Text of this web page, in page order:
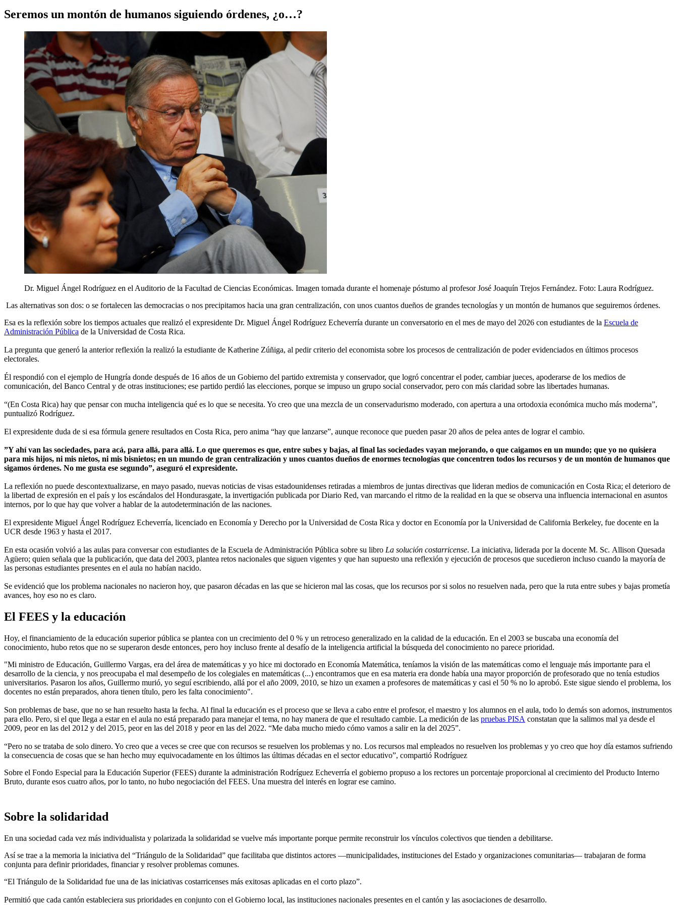
Seremos un montón de humanos siguiendo órdenes, ¿o…?
Dr. Miguel Ángel Rodríguez en el Auditorio de la Facultad de Ciencias Económicas. Imagen tomada durante el homenaje póstumo al profesor José Joaquín Trejos Fernández. Foto: Laura Rodríguez.
Las alternativas son dos: o se fortalecen las democracias o nos precipitamos hacia una gran centralización, con unos cuantos dueños de grandes tecnologías y un montón de humanos que seguiremos órdenes.
Esa es la reflexión sobre los tiempos actuales que realizó el expresidente Dr. Miguel Ángel Rodríguez Echeverría durante un conversatorio en el mes de mayo del 2026 con estudiantes de la Escuela de
Administración Pública de la Universidad de Costa Rica.
La pregunta que generó la anterior reflexión la realizó la estudiante de Katherine Zúñiga, al pedir criterio del economista sobre los procesos de centralización de poder evidenciados en últimos procesos
electorales.
Él respondió con el ejemplo de Hungría donde después de 16 años de un Gobierno del partido extremista y conservador, que logró concentrar el poder, cambiar jueces, apoderarse de los medios de
comunicación, del Banco Central y de otras instituciones; ese partido perdió las elecciones, porque se impuso un grupo social conservador, pero con más claridad sobre las libertades humanas.
“(En Costa Rica) hay que pensar con mucha inteligencia qué es lo que se necesita. Yo creo que una mezcla de un conservadurismo moderado, con apertura a una ortodoxia económica mucho más moderna”,
puntualizó Rodríguez.
El expresidente duda de si esa fórmula genere resultados en Costa Rica, pero anima “hay que lanzarse”, aunque reconoce que pueden pasar 20 años de pelea antes de lograr el cambio.
”Y ahí van las sociedades, para acá, para allá, para allá. Lo que queremos es que, entre subes y bajas, al final las sociedades vayan mejorando, o que caigamos en un mundo; que yo no quisiera
para mis hijos, ni mis nietos, ni mis bisnietos; en un mundo de gran centralización y unos cuantos dueños de enormes tecnologías que concentren todos los recursos y de un montón de humanos que
sigamos órdenes. No me gusta ese segundo”, aseguró el expresidente.
La reflexión no puede descontextualizarse, en mayo pasado, nuevas noticias de visas estadounidenses retiradas a miembros de juntas directivas que lideran medios de comunicación en Costa Rica; el deterioro de
la libertad de expresión en el país y los escándalos del Hondurasgate, la invertigación publicada por Diario Red, van marcando el ritmo de la realidad en la que se observa una influencia internacional en asuntos
internos, por lo que hay que volver a hablar de la autodeterminación de las naciones.
El expresidente Miguel Ángel Rodríguez Echeverría, licenciado en Economía y Derecho por la Universidad de Costa Rica y doctor en Economía por la Universidad de California Berkeley, fue docente en la
UCR desde 1963 y hasta el 2017.
En esta ocasión volvió a las aulas para conversar con estudiantes de la Escuela de Administración Pública sobre su libro La solución costarricense. La iniciativa, liderada por la docente M. Sc. Allison Quesada
Agüero; quien señala que la publicación, que data del 2003, plantea retos nacionales que siguen vigentes y que han supuesto una reflexión y ejecución de procesos que sucedieron incluso cuando la mayoría de
las personas estudiantes presentes en el aula no habían nacido.
Se evidenció que los problema nacionales no nacieron hoy, que pasaron décadas en las que se hicieron mal las cosas, que los recursos por si solos no resuelven nada, pero que la ruta entre subes y bajas prometía
avances, hoy eso no es claro.
El FEES y la educación
Hoy, el financiamiento de la educación superior pública se plantea con un crecimiento del 0 % y un retroceso generalizado en la calidad de la educación. En el 2003 se buscaba una economía del
conocimiento, hubo retos que no se superaron desde entonces, pero hoy incluso frente al desafío de la inteligencia artificial la búsqueda del conocimiento no parece prioridad.
"Mi ministro de Educación, Guillermo Vargas, era del área de matemáticas y yo hice mi doctorado en Economía Matemática, teníamos la visión de las matemáticas como el lenguaje más importante para el
desarrollo de la ciencia, y nos preocupaba el mal desempeño de los colegiales en matemáticas (...) encontramos que en esa materia era donde había una mayor proporción de profesorado que no tenía estudios
universitarios. Pasaron los años, Guillermo murió, yo seguí escribiendo, allá por el año 2009, 2010, se hizo un examen a profesores de matemáticas y casi el 50 % no lo aprobó. Este sigue siendo el problema, los
docentes no están preparados, ahora tienen título, pero les falta conocimiento".
Son problemas de base, que no se han resuelto hasta la fecha. Al final la educación es el proceso que se lleva a cabo entre el profesor, el maestro y los alumnos en el aula, todo lo demás son adornos, instrumentos
para ello. Pero, si el que llega a estar en el aula no está preparado para manejar el tema, no hay manera de que el resultado cambie. La medición de las pruebas PISA constatan que la salimos mal ya desde el
2009, peor en las del 2012 y del 2015, peor en las del 2018 y peor en las del 2022. “Me daba mucho miedo cómo vamos a salir en la del 2025”.
“Pero no se trataba de solo dinero. Yo creo que a veces se cree que con recursos se resuelven los problemas y no. Los recursos mal empleados no resuelven los problemas y yo creo que hoy día estamos sufriendo
la consecuencia de cosas que se han hecho muy equivocadamente en los últimos las últimas décadas en el sector educativo”, compartió Rodríguez
Sobre el Fondo Especial para la Educación Superior (FEES) durante la administración Rodríguez Echeverría el gobierno propuso a los rectores un porcentaje proporcional al crecimiento del Producto Interno
Bruto, durante esos cuatro años, por lo tanto, no hubo negociación del FEES. Una muestra del interés en lograr ese camino.
Sobre la solidaridad
En una sociedad cada vez más individualista y polarizada la solidaridad se vuelve más importante porque permite reconstruir los vínculos colectivos que tienden a debilitarse.
Así se trae a la memoria la iniciativa del “Triángulo de la Solidaridad” que facilitaba que distintos actores —municipalidades, instituciones del Estado y organizaciones comunitarias— trabajaran de forma
conjunta para definir prioridades, financiar y resolver problemas comunes.
“El Triángulo de la Solidaridad fue una de las iniciativas costarricenses más exitosas aplicadas en el corto plazo”.
Permitió que cada cantón estableciera sus prioridades en conjunto con el Gobierno local, las instituciones nacionales presentes en el cantón y las asociaciones de desarrollo.